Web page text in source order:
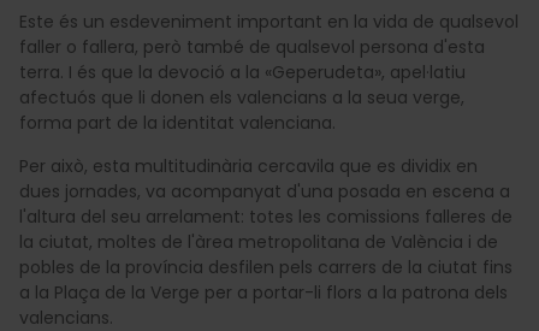
Este és un esdeveniment important en la vida de qualsevol
faller o fallera, però també de qualsevol persona d'esta
terra. I és que la devoció a la «Geperudeta», apel·latiu
afectuós que li donen els valencians a la seua verge,
forma part de la identitat valenciana.
Per això, esta multitudinària cercavila que es dividix en
dues jornades, va acompanyat d'una posada en escena a
l'altura del seu arrelament: totes les comissions falleres de
la ciutat, moltes de l'àrea metropolitana de València i de
pobles de la província desfilen pels carrers de la ciutat fins
a la Plaça de la Verge per a portar-li flors a la patrona dels
valencians.